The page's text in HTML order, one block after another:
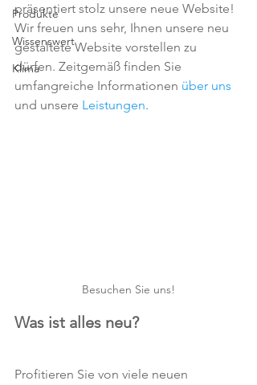
Produkte
Wissenswert
Klima
präsentiert stolz unsere neue Website!
Wir freuen uns sehr, Ihnen unsere neu
gestaltete Website vorstellen zu
dürfen. Zeitgemäß finden Sie
umfangreiche Informationen über uns
und unsere Leistungen.
Besuchen Sie uns!
Was ist alles neu?
Profitieren Sie von viele neuen